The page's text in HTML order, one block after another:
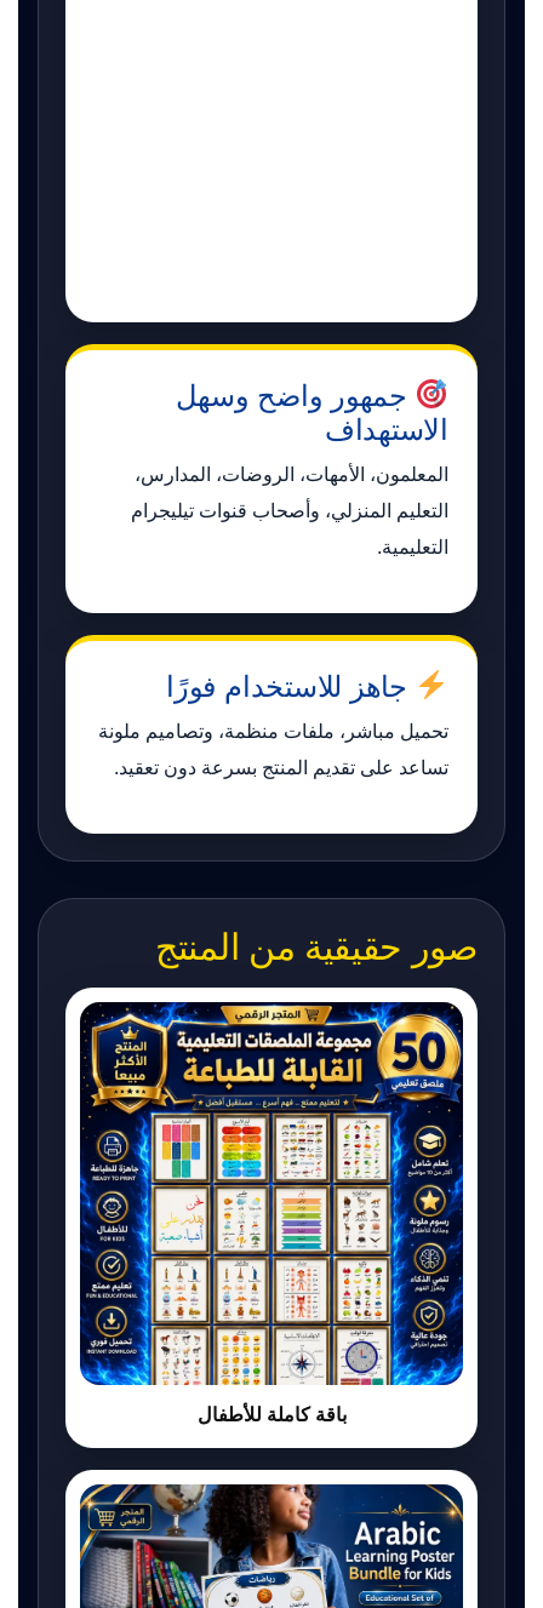
جمهور واضح وسهل
الاستهداف
المعلمون، الأمهات، الروضات، المدارس،
التعليم المنزلي، وأصحاب قنوات تيليجرام
التعليمية.
جاهز للاستخدام فورًا
تحميل مباشر، ملفات منظمة، وتصاميم ملونة
تساعد على تقديم المنتج بسرعة دون تعقيد.
صور حقيقية من المنتج
باقة كاملة للأطفال